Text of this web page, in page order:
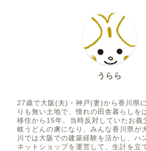
うらら
27歳で大阪(夫)・神戸(妻)から香川県
りも無い土地で、憧れの田舎暮らしを
移住から15年。当時反対していたお義
岐うどんの虜になり、みんな香川県が
川では大阪での建築経験を活かし、ハ
ネットショップを運営して、生計を立